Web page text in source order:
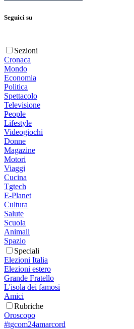
Seguici su
Sezioni
Cronaca
Mondo
Economia
Politica
Spettacolo
Televisione
People
Lifestyle
Videogiochi
Donne
Magazine
Motori
Viaggi
Cucina
Tgtech
E-Planet
Cultura
Salute
Scuola
Animali
Spazio
Speciali
Elezioni Italia
Elezioni estero
Grande Fratello
L'isola dei famosi
Amici
Rubriche
Oroscopo
#tgcom24amarcord